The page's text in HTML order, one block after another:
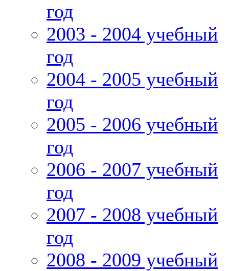
год
2003 - 2004 учебный
год
2004 - 2005 учебный
год
2005 - 2006 учебный
год
2006 - 2007 учебный
год
2007 - 2008 учебный
год
2008 - 2009 учебный